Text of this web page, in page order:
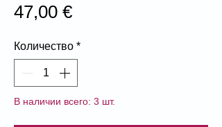
47,00 €Цена
Количество *
В наличии всего: 3 шт.